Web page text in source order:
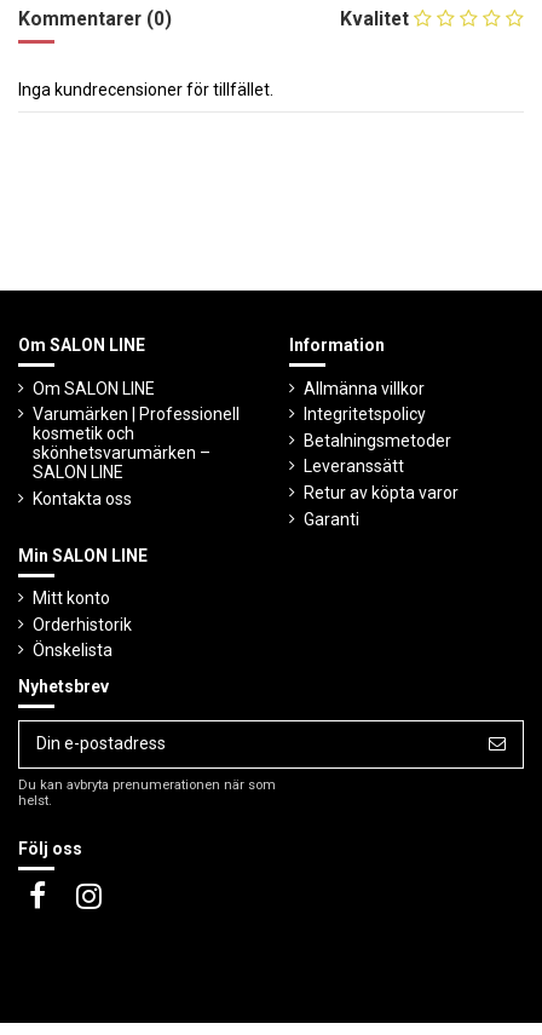
Kvalitet
Kommentarer (0)
Inga kundrecensioner för tillfället.
Om SALON LINE
Om SALON LINE
Varumärken | Professionell
kosmetik och
skönhetsvarumärken –
SALON LINE
Kontakta oss
Information
Allmänna villkor
Integritetspolicy
Betalningsmetoder
Leveranssätt
Retur av köpta varor
Garanti
Min SALON LINE
Mitt konto
Orderhistorik
Önskelista
Nyhetsbrev
Du kan avbryta prenumerationen när som
helst.
Följ oss